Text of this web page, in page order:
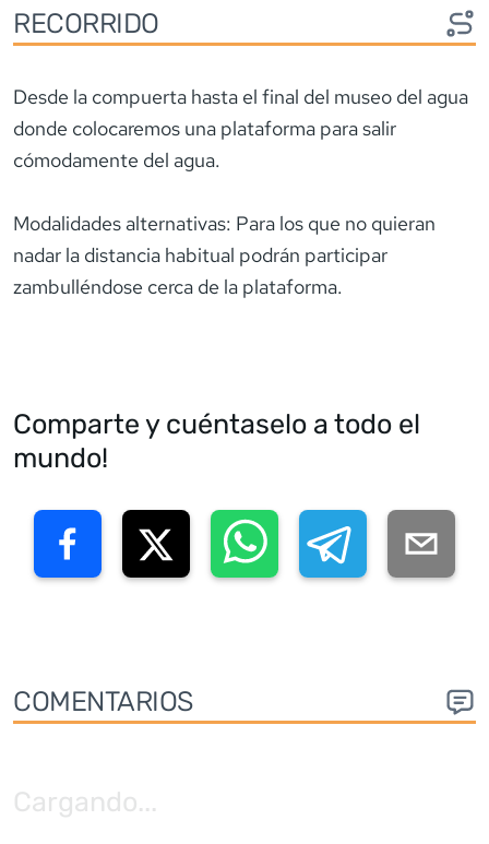
RECORRIDO
Desde la compuerta hasta el final del museo del agua
donde colocaremos una plataforma para salir
cómodamente del agua.
Modalidades alternativas: Para los que no quieran
nadar la distancia habitual podrán participar
zambulléndose cerca de la plataforma.
Comparte y cuéntaselo a todo el
mundo!
COMENTARIOS
Cargando...